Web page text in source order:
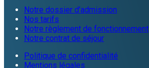
Notre dossier d’admission
Nos tarifs
Notre règlement de fonctionnement
Notre contrat de séjour
Politique de confidentialité
Mentions légales